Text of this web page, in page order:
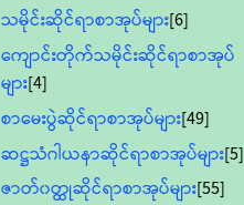
သမိုင်းဆိုင်ရာစာအုပ်များ[6]
ကျောင်းတိုက်သမိုင်းဆိုင်ရာစာအုပ်
များ[4]
စာမေးပွဲဆိုင်ရာစာအုပ်များ[49]
ဆဋ္ဌသံဂါယနာဆိုင်ရာစာအုပ်များ[5]
ဇာတ်၀တ္ထုဆိုင်ရာစာအုပ်များ[55]